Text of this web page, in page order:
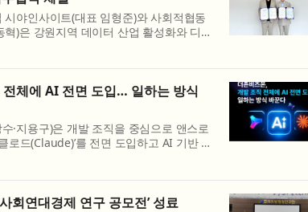
야인사이트(대표 임형준)와 사회적협동
)은 강원지역 데이터 산업 활성화와 디지
터 기반 사회공헌 활동 확대를 위해 업무
체에 AI 전면 도입… 일하는 방식
·지용구)은 개발 조직을 중심으로 앤스로
로드(Claude)’를 전면 도입하고 AI 기반 업
24일 밝혔다. 이번 도입 대상은 개발,
회연대경제 연구 공모전’ 성료